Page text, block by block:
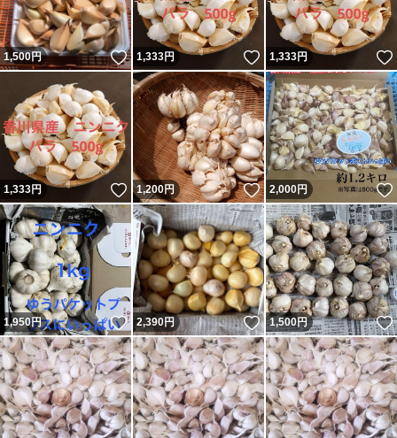
1,500円 いいね！
1,333円 いいね！
1,333円
1,333円 いいね！
1,200円 いいね！
2,000円
1,950円 いいね！
2,390円 いいね！
1,500円